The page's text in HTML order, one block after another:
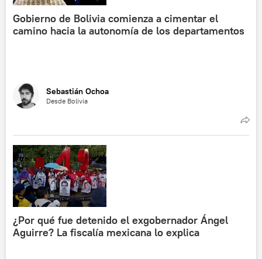
Gobierno de Bolivia comienza a cimentar el
camino hacia la autonomía de los departamentos
Sebastián Ochoa
Desde Bolivia
¿Por qué fue detenido el exgobernador Ángel
Aguirre? La fiscalía mexicana lo explica